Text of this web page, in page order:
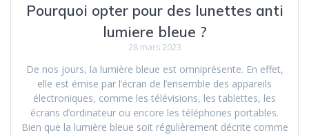
Pourquoi opter pour des lunettes anti
lumiere bleue ?
28 mars 2023
De nos jours, la lumière bleue est omniprésente. En effet,
elle est émise par l’écran de l’ensemble des appareils
électroniques, comme les télévisions, les tablettes, les
écrans d’ordinateur ou encore les téléphones portables.
Bien que la lumière bleue soit régulièrement décrite comme